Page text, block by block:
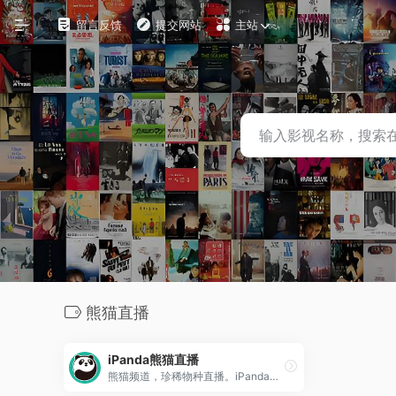
自定义
在线影视
影视下载
资源铺
电影搜索
探索发现
影视工具
观影软件
留言反馈 提交网站 主站
熊猫直播
iPanda熊猫直播
熊猫频道，珍稀物种直播。iPanda熊猫频道对大熊猫繁育、日常起居等的情况进行24小时近距离视频直播及点播，并通过社交媒体、移动终端等用中、英进行全媒体传播。